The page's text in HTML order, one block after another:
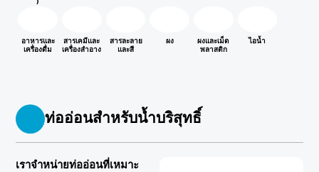
)
อาหารและ
เครื่องดื่ม
สารเคมีและ
เครื่องสำอาง
สารละลาย
และสี
ผง
ผงและเม็ด
พลาสติก
ไอน้ำ
ท่ออ่อนสำหรับน้ำบริสุทธิ์
เราจำหน่ายท่ออ่อนที่เหมาะ